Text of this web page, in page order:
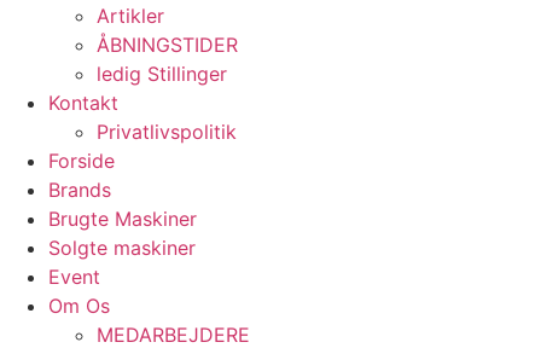
Artikler
ÅBNINGSTIDER
ledig Stillinger
Kontakt
Privatlivspolitik
Forside
Brands
Brugte Maskiner
Solgte maskiner
Event
Om Os
MEDARBEJDERE